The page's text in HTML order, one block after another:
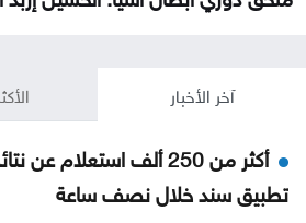
آخر الأخبار
أكثر من 250 ألف استعلام
تطبيق سند خلال نصف ساعة